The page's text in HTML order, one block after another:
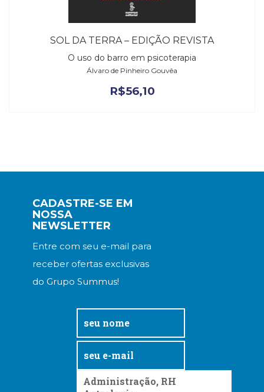
SOL DA TERRA – EDIÇÃO REVISTA
O uso do barro em psicoterapia
Álvaro de Pinheiro Gouvêa
R$56,10
CADASTRE-SE EM
NOSSA
NEWSLETTER
Entre com seu e-mail para
receber ofertas exclusivas
do Grupo Summus!